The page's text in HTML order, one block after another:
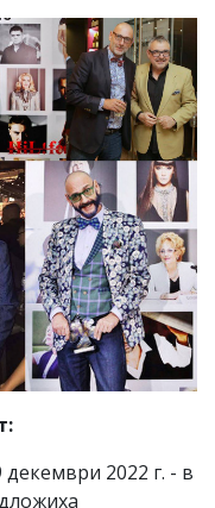
2022 г. - в